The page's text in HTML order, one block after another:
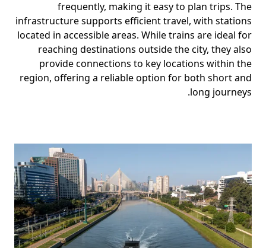
frequently, making it easy to plan trips. The
infrastructure supports efficient travel, with stations
located in accessible areas. While trains are ideal for
reaching destinations outside the city, they also
provide connections to key locations within the
region, offering a reliable option for both short and
long journeys.